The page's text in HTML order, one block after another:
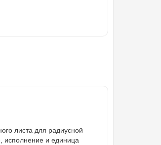
листа для радиусной
исполнение и единица